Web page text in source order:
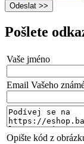
Pošlete
Vaše jméno
Email Vašeho
Opište kód z